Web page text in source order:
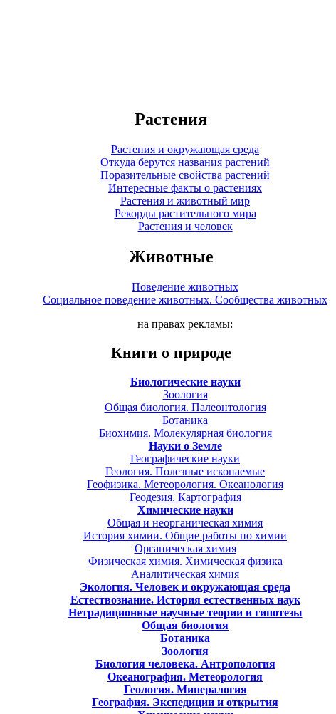
Растения
Растения и окружающая среда
Откуда берутся названия растений
Поразительные свойства растений
Интересные факты о растениях
Растения и животный мир
Рекорды растительного мира
Растения и человек
Животные
Поведение животных
Социальное поведение животных. Сообщества животных
на правах рекламы:
Книги о природе
Биологические науки
Зоология
Общая биология. Палеонтология
Ботаника
Биохимия. Молекулярная биология
Науки о Земле
Географические науки
Геология. Полезные ископаемые
Геофизика. Метеорология. Океанология
Геодезия. Картография
Химические науки
Общая и неорганическая химия
История химии. Общие работы по химии
Органическая химия
Физическая химия. Химическая физика
Аналитическая химия
Экология. Человек и окружающая среда
Естествознание. История естественных наук
Нетрадиционные научные теории и гипотезы
Общая биология
Ботаника
Зоология
Биология человека. Антропология
Океанография. Метеорология
Геология. Минералогия
География. Экспедиции и открытия